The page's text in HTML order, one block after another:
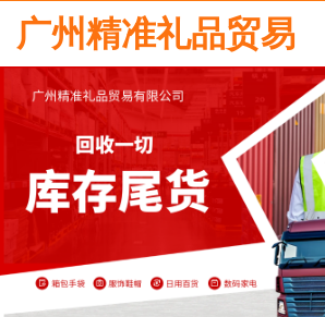
广州精准礼品贸易